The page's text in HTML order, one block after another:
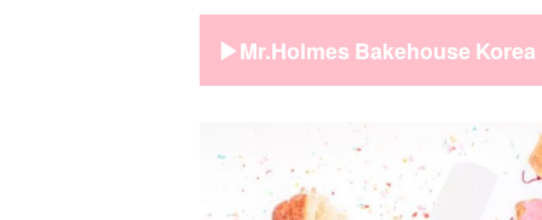
▶︎Mr.Holmes Bakehouse Korea